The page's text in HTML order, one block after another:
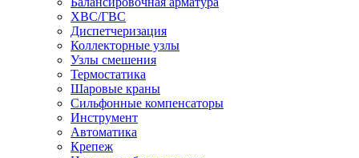
ХВС/ГВС
Диспетчеризация
Коллекторные узлы
Узлы смешения
Термостатика
Шаровые краны
Сильфонные компенсаторы
Инструмент
Автоматика
Крепеж